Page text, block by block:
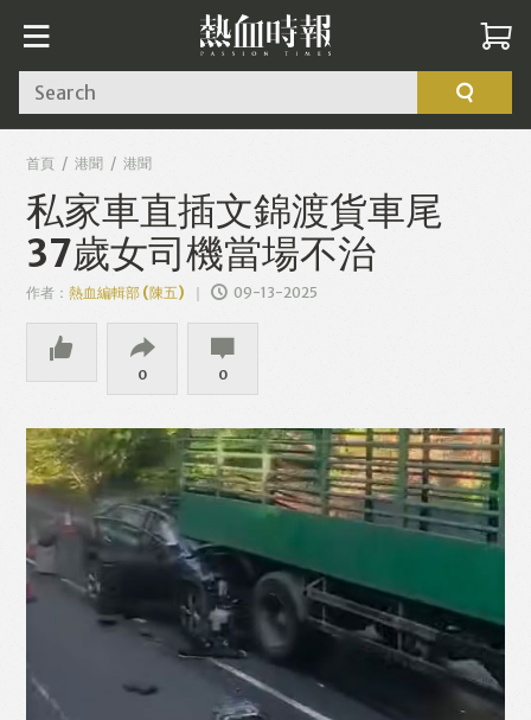
Like Facebook Twitter Line
Email Print
Search
首頁 港聞 港聞
私家車直插文錦渡貨車尾
37歲女司機當場不治
作者：熱血編輯部 (陳五) 09-13-2025
0 0